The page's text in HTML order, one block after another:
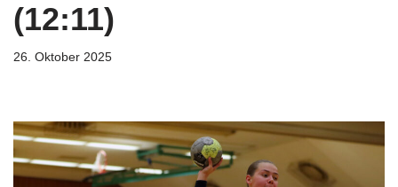
(12:11)
26. Oktober 2025